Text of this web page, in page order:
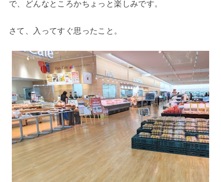
で、どんなところかちょっと楽しみです。
さて、入ってすぐ思ったこと。